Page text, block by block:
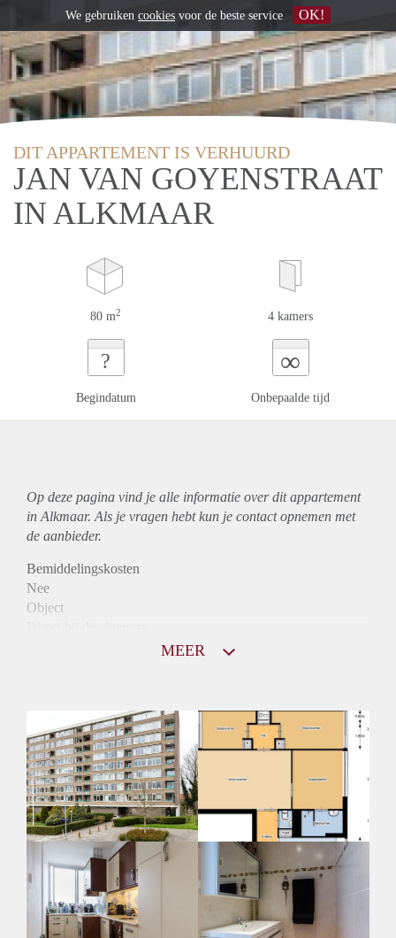
DIT APPARTEMENT IS VERHUURD
JAN VAN GOYENSTRAAT
IN ALKMAAR
80 m2 4 kamers
?
Begindatum
∞
Onbepaalde tijd
Op deze pagina vind je alle informatie over ditappartement
in Alkmaar. Als je vragen hebt kun je contact opnemen met
de aanbieder.
Bemiddelingskosten
Nee
Object
Huurtoeslag
Niet mogelijk
Inkomen eis
3,0 X Maandhuur Bruto
Huurtermijn
Onbepaalde termijn
Oplevering
Kaal
MEER
We gebruiken cookies voor de beste service OK!